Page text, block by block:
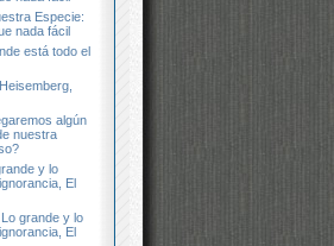
Especie:
nada fácil
está todo el
Heisemberg,
algún
nuestra
y lo
El
Lo grande y lo
El